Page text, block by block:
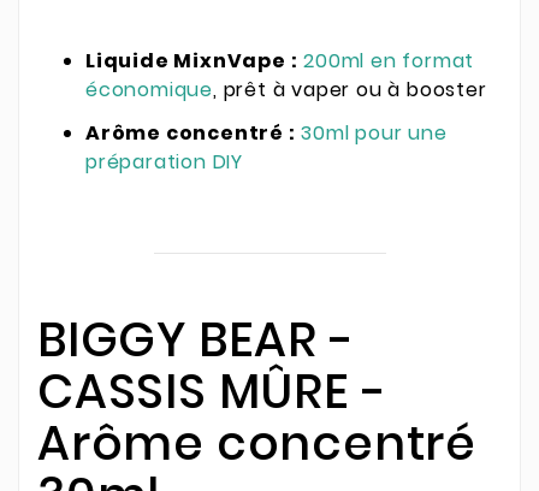
Liquide MixnVape : 200ml en format
économique, prêt à vaper ou à booster
Arôme concentré : 30ml pour une
préparation DIY
BIGGY BEAR -
CASSIS MÛRE -
Arôme concentré